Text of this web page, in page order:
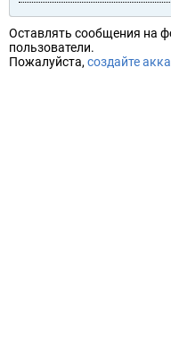
Оставлять сообщения на
пользователи.
Пожалуйста, создайте